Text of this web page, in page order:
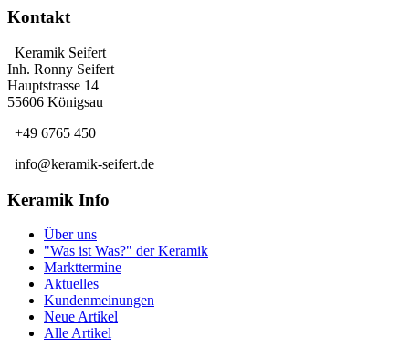
Kontakt
Keramik Seifert
Inh. Ronny Seifert
Hauptstrasse 14
55606 Königsau
+49 6765 450
info@keramik-seifert.de
Keramik Info
Über uns
"Was ist Was?" der Keramik
Markttermine
Aktuelles
Kundenmeinungen
Neue Artikel
Alle Artikel